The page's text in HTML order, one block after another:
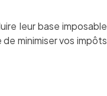
leur base imposable
minimiser vos impôts